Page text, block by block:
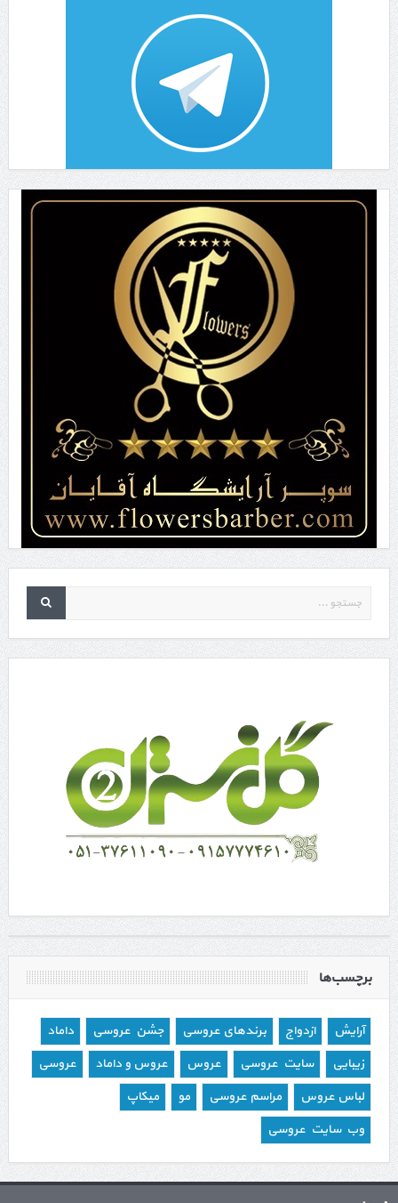
برچسب‌ها
آرایش ازدواج برندهای عروسی جشن عروسی
داماد
زیبایی
سایت عروسی عروس عروس و داماد
عروسی
لباس عروس
مراسم عروسی مو
میکاپ
وب سایت عروسی